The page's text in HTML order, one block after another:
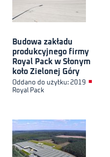
Budowa zakładu
produkcyjnego firmy
Royal Pack w Słonym
koło Zielonej Góry
Oddano do użytku: 2019 ■
Royal Pack